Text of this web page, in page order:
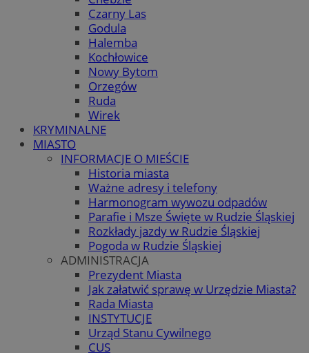
Czarny Las
Godula
Halemba
Kochłowice
Nowy Bytom
Orzegów
Ruda
Wirek
KRYMINALNE
MIASTO
INFORMACJE O MIEŚCIE
Historia miasta
Ważne adresy i telefony
Harmonogram wywozu odpadów
Parafie i Msze Święte w Rudzie Śląskiej
Rozkłady jazdy w Rudzie Śląskiej
Pogoda w Rudzie Śląskiej
ADMINISTRACJA
Prezydent Miasta
Jak załatwić sprawę w Urzędzie Miasta?
Rada Miasta
INSTYTUCJE
Urząd Stanu Cywilnego
CUS